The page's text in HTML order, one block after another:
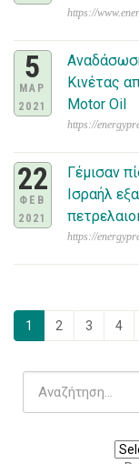
https://
5
ΜΑΡ
2021
Κινέτας
Motor Oil
https://
22
ΦΕΒ
2021
Γέμισαν
Ισραήλ
https://
1 2 3 4